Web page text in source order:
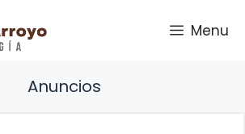
Menu
Anuncios